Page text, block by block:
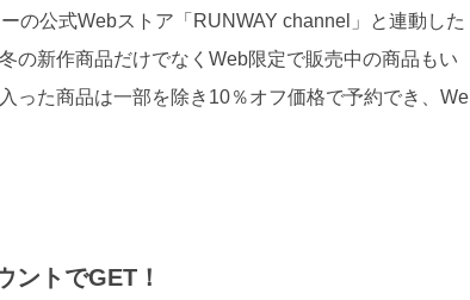
の公式Webストア「RUNWAY channel」と連動した
の新作商品だけでなくWeb限定で販売中の商品もい
った商品は一部を除き10％オフ価格で予約でき、We
ントでGET！